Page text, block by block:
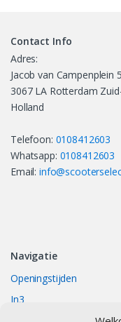
Contact Info
Adres:
Jacob van Campenplein
3067 LA Rotterdam
Holland
Telefoon: 0108412603
Whatsapp: 0108412603
Email:
Navigatie
Openingstijden
In3